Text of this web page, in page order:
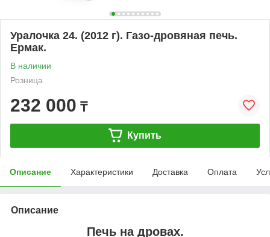
Уралочка 24. (2012 г). Газо-дровяная печь.
Ермак.
В наличии
Розница
232 000 ₸
Купить
Описание Характеристики Доставка Оплата
Описание
Печь на дровах.